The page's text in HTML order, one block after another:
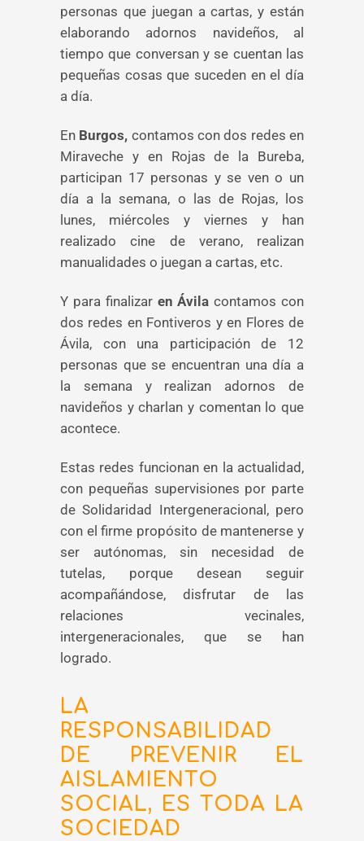
personas que juegan a cartas, y están
elaborando adornos navideños, al
tiempo que conversan y se cuentan las
pequeñas cosas que suceden en el día
a día.
En Burgos, contamos con dos redes en
Miraveche y en Rojas de la Bureba,
participan 17 personas y se ven o un
día a la semana, o las de Rojas, los
lunes, miércoles y viernes y han
realizado cine de verano, realizan
manualidades o juegan a cartas, etc.
Y para finalizaren Ávilacontamos con
dos redes en Fontiveros y en Flores de
Ávila, con una participación de 12
personas que se encuentran una día a
la semana y realizan adornos de
navideños y charlan y comentan lo que
acontece.
Estas redes funcionan en la actualidad,
con pequeñas supervisiones por parte
de Solidaridad Intergeneracional, pero
con el firme propósito de mantenerse y
ser autónomas, sin necesidad de
tutelas, porque desean seguir
acompañándose, disfrutar de las
relaciones vecinales,
intergeneracionales, que se han
logrado.
LA
RESPONSABILIDAD
DE PREVENIR EL
AISLAMIENTO
SOCIAL, ES TODA LA
SOCIEDAD